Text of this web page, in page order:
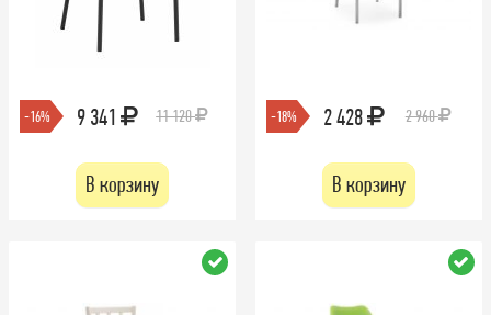
-16% 9 341 11 120
В корзину
-18% 2 428 2 960
В корзину